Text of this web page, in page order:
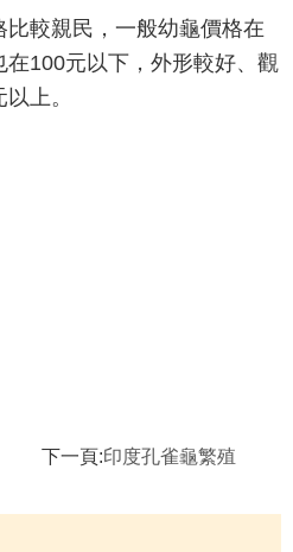
較親民，一般幼龜價格在
100元以下，外形較好、觀
上。
下一頁:印度孔雀龜繁殖